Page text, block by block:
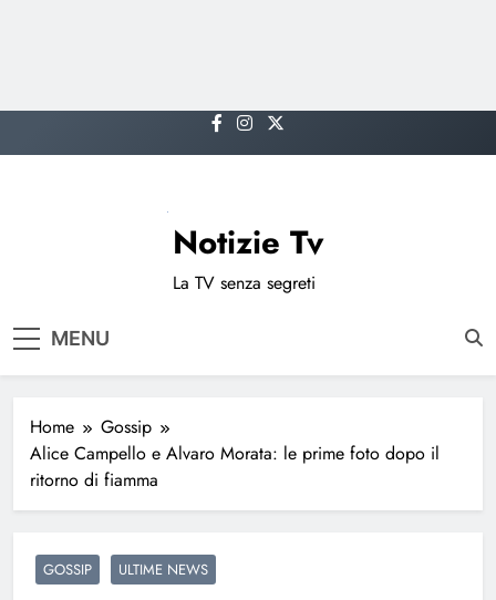
to
Notizie Tv
La TV senza segreti
MENU
Home
Gossip
Alice Campello e Alvaro Morata: le prime foto dopo il
ritorno di fiamma
GOSSIP ULTIME NEWS